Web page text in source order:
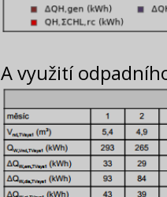
A využití